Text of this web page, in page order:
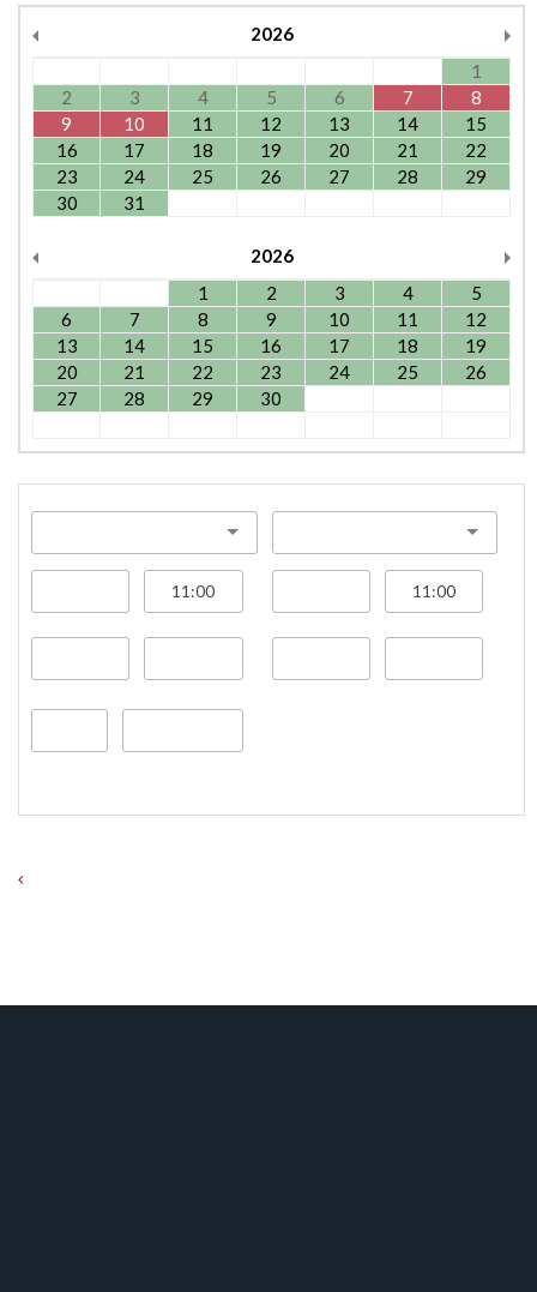
2026
1
2
3 4 5 6 7
8
9
10 11 12 13 14
15
16
17 18 19 20 21
22
23
24 25 26 27 28
29
30
31
2026
1
2 3 4
5
6
7 8 9 10 11
12
13
14 15 16 17 18
19
20
21 22 23 24 25
26
27
28 29 30